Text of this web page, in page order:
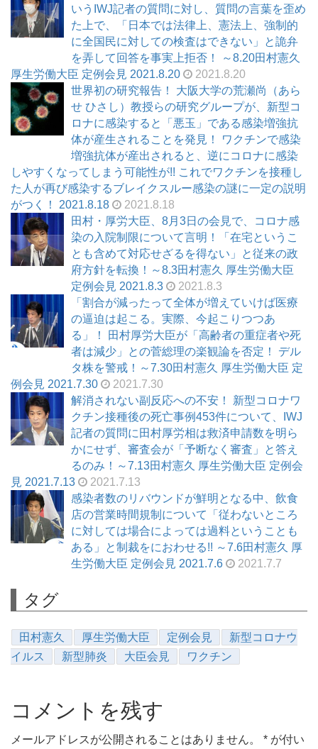
いうIWJ記者の質問に対し、質問の言葉を歪め
た上で、「日本では法律上、憲法上、強制的
に全国民に対しての検査はできない」と詭弁
を弄して回答を事実上拒否！ ～8.20田村憲久
厚生労働大臣 定例会見 2021.8.20
2021.8.20
世界初の研究報告！ 大阪大学の荒瀬尚（あら
せ ひさし）教授らの研究グループが、新型コ
ロナに感染すると「悪玉」である感染増強抗
体が産生されることを発見！ ワクチンで感染
増強抗体が産出されると、逆にコロナに感染
しやすくなってしまう可能性が!! これでワクチンを接種し
た人が再び感染するブレイクスルー感染の謎に一定の説明
がつく！ 2021.8.18
2021.8.18
田村・厚労大臣、8月3日の会見で、コロナ感
染の入院制限について言明！「在宅というこ
とも含めて対応せざるを得ない」と従来の政
府方針を転換！～8.3田村憲久 厚生労働大臣
定例会見 2021.8.3
2021.8.3
「割合が減ったって全体が増えていけば医療
の逼迫は起こる。実際、今起こりつつあ
る」！ 田村厚労大臣が「高齢者の重症者や死
者は減少」との菅総理の楽観論を否定！ デル
タ株を警戒！～7.30田村憲久 厚生労働大臣 定
例会見 2021.7.30
2021.7.30
解消されない副反応への不安！ 新型コロナワ
クチン接種後の死亡事例453件について、IWJ
記者の質問に田村厚労相は救済申請数を明ら
かにせず、審査会が「予断なく審査」と答え
るのみ！～7.13田村憲久 厚生労働大臣 定例会
見 2021.7.13
2021.7.13
感染者数のリバウンドが鮮明となる中、飲食
店の営業時間規制について「従わないところ
に対しては場合によっては過料ということも
ある」と制裁をにおわせる!! ～7.6田村憲久 厚
生労働大臣 定例会見 2021.7.6
2021.7.7
タグ
田村憲久 厚生労働大臣 定例会見
新型コロナウ
イルス
新型肺炎 大臣会見 ワクチン
コメントを残す
メールアドレスが公開されることはありません。 * が付い